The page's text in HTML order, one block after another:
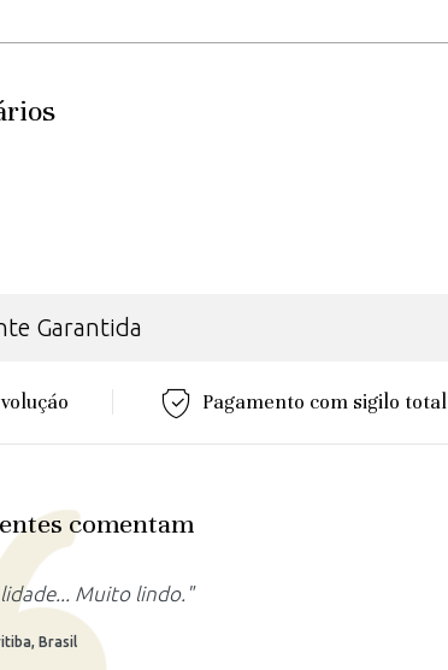
Garantida
Pagamento com sigilo total
comentam